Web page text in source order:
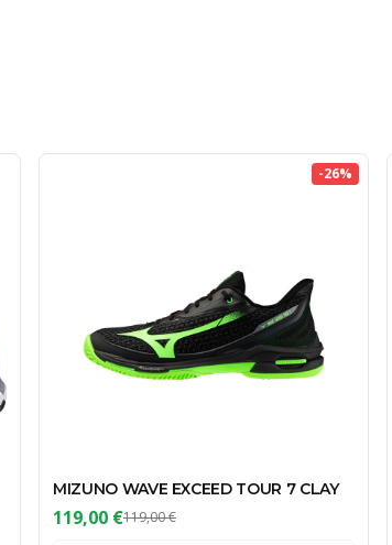
-26%
MIZUNO WAVE EXCEED TOUR 7 CLAY
119,00 €119,00 €